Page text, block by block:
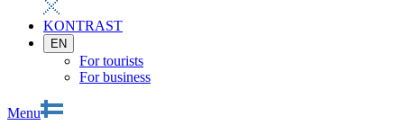
KONTRAST
EN
For tourists
For business
Menu